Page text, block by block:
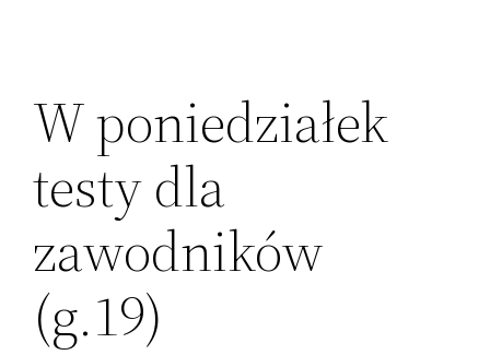
W poniedziałek
testy dla
zawodników
(g.19)